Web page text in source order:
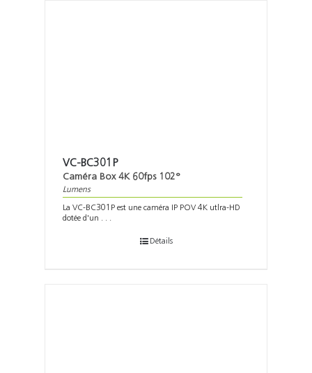
VC-BC301P
Caméra Box 4K 60fps 102°
Lumens
La VC-BC301P est une caméra IP POV 4K utlra-HD
dotée d'un . . .
Détails